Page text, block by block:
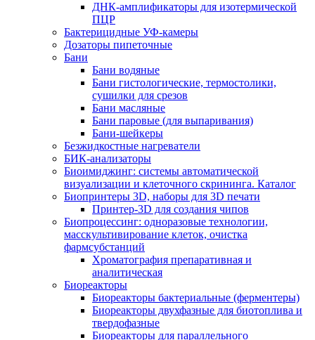
ДНК-амплификаторы для изотермической
ПЦР
Бактерицидные УФ-камеры
Дозаторы пипеточные
Бани
Бани водяные
Бани гистологические, термостолики,
сушилки для срезов
Бани масляные
Бани паровые (для выпаривания)
Бани-шейкеры
Безжидкостные нагреватели
БИК-анализаторы
Биоимиджинг: системы автоматической
визуализации и клеточного скрининга. Каталог
Биопринтеры 3D, наборы для 3D печати
Принтер-3D для создания чипов
Биопроцессинг: одноразовые технологии,
масскультивирование клеток, очистка
фармсубстанций
Хроматография препаративная и
аналитическая
Биореакторы
Биореакторы бактериальные (ферментеры)
Биореакторы двухфазные для биотоплива и
твердофазные
Биореакторы для параллельного